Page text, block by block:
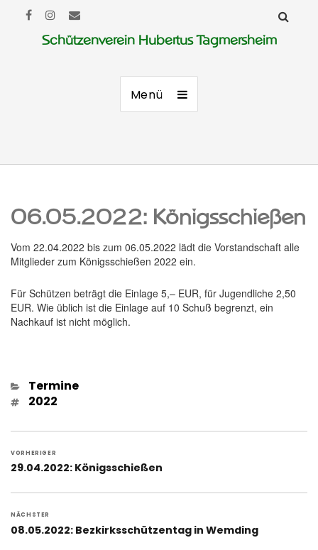
Schützenverein Hubertus Tagmersheim
Menü
06.05.2022: Königsschießen
Vom 22.04.2022 bis zum 06.05.2022 lädt die Vorstandschaft alle
Mitglieder zum Königsschießen 2022 ein.
Für Schützen beträgt die Einlage 5,– EUR, für Jugendliche 2,50
EUR. Wie üblich ist die Einlage auf 10 Schuß begrenzt, ein
Nachkauf ist nicht möglich.
Kategorien
Termine
Schlagwörter
2022
Beitragsnavigation
VORHERIGER
Vorheriger
29.04.2022: Königsschießen
NÄCHSTER
Nächster
08.05.2022: Bezkirksschützentag in Wemding